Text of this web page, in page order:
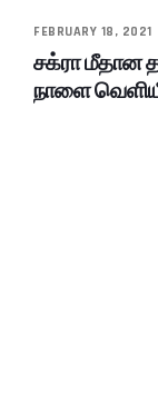
FEBRUARY 18, 2021
சக்ரா மீதான
நாளை